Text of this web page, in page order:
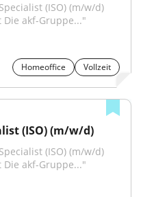
Specialist (ISO) (m/w/d)
Die akf-Gruppe..."
Homeoffice Vollzeit
(ISO) (m/w/d)
Specialist (ISO) (m/w/d)
Die akf-Gruppe..."